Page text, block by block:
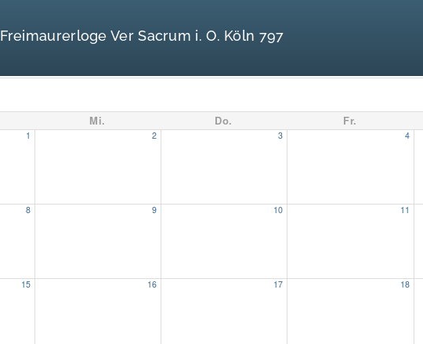
Freimaurerloge Ver Sacrum i. O. Köln 797
Mi. Do. Fr.
1 2 3 4
8 9 10 11
15 16 17 18